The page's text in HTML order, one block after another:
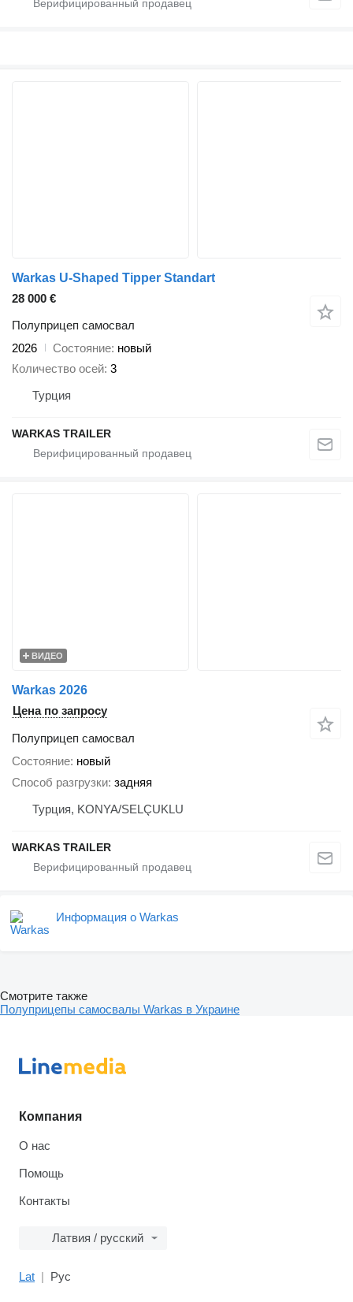
Warkas U-Shaped Tipper Standart
28 000 €
Полуприцеп самосвал
2026
Состояние новый
Количество осей 3
Турция
WARKAS TRAILER
ВИДЕО
Warkas 2026
Цена по запросу
Полуприцеп самосвал
Состояние новый
Способ разгрузки задняя
Турция, KONYA/SELÇUKLU
WARKAS TRAILER
Информация о Warkas
Смотрите также
Полуприцепы самосвалы Warkas в Украине
Компания
О нас
Помощь
Контакты
Латвия / русский
Lat Рус